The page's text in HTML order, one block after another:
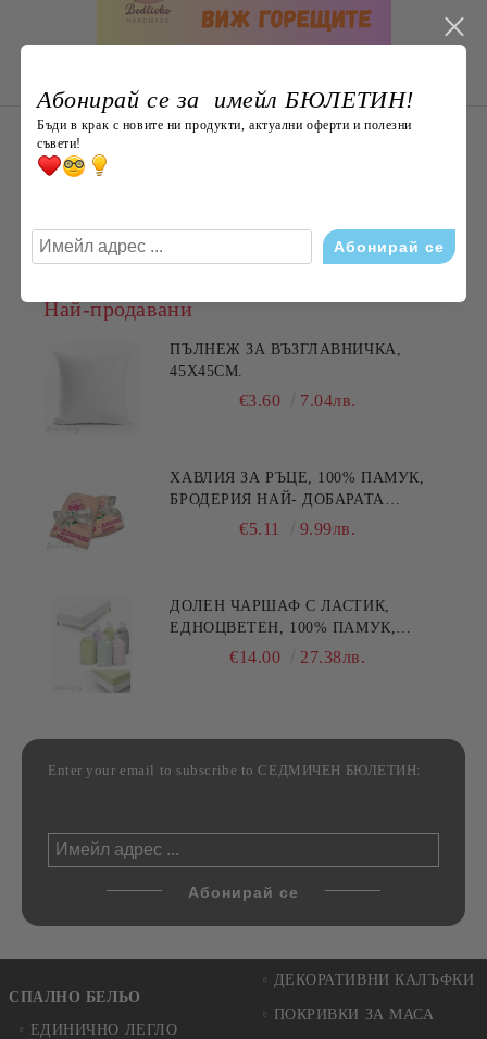
НОВО ОТ Bodlivko. bg
Най-продавани
ПЪЛНЕЖ ЗА ВЪЗГЛАВНИЧКА,
45X45СМ.
€3.60 7.04лв.
ХАВЛИЯ ЗА РЪЦЕ, 100% ПАМУК,
БРОДЕРИЯ НАЙ- ДОБАРАТА
МАЙКА/БАБА , РАЗМЕР:
€5.11 9.99лв.
ДОЛЕН ЧАРШАФ С ЛАСТИК,
ЕДНОЦВЕТЕН, 100% ПАМУК,
РАЗЛИЧНИ РАЗМЕРИ
€14.00 27.38лв.
Enter your email to subscribe to СЕДМИЧЕН БЮЛЕТИН:
СПАЛНО БЕЛЬО
ЕДИНИЧНО ЛЕГЛО
ДЕКОРАТИВНИ КАЛЪФКИ
ПОКРИВКИ ЗА МАСА
Абонирай се за имейл БЮЛЕТИН!
Бъди в крак с новите ни продукти, актуални оферти и полезни
съвети!